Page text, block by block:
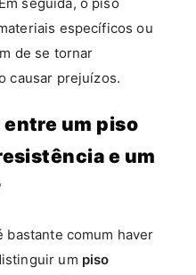
seguida, o piso
específicos ou
de se tornar
causar prejuízos.
entre um piso
e um
bastante comum haver
um piso